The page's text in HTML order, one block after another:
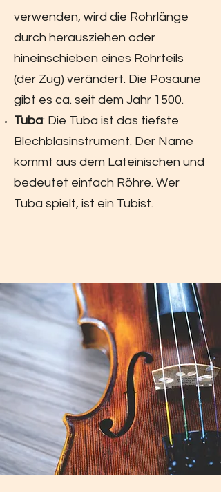
verwenden, wird die Rohrlänge
durch herausziehen oder
hineinschieben eines Rohrteils
(der Zug) verändert. Die Posaune
gibt es ca. seit dem Jahr 1500.
Tuba: Die Tuba ist das tiefste
Blechblasinstrument. Der Name
kommt aus dem Lateinischen und
bedeutet einfach Röhre. Wer
Tuba spielt, ist ein Tubist.